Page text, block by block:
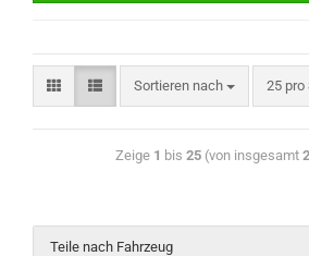
Sortieren nach 25 pro
Zeige 1 bis 25(von insgesamt
Teile nach Fahrzeug